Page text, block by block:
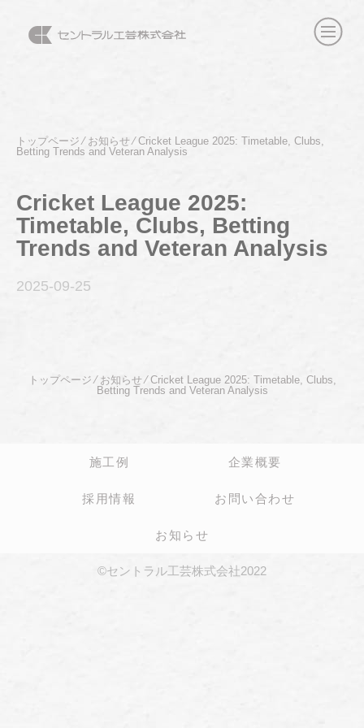
トップページ⁄ お知らせ⁄Cricket League 2025: Timetable, Clubs,
Betting Trends and Veteran Analysis
Cricket League 2025:
Timetable, Clubs, Betting
Trends and Veteran Analysis
2025-09-25
トップページ ⁄ お知らせ⁄Cricket League 2025: Timetable, Clubs,
Betting Trends and Veteran Analysis
施工例 企業概要
採用情報 お問い合わせ
お知らせ
©セントラル工芸株式会社2022